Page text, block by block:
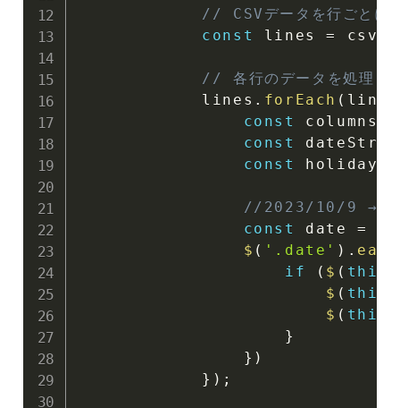
// CSVデータを行ごとに
const
lines =
// 各行のデータを処理
            lines
. forEach ( line
const
columns
const
dateStr
const
//2023/10/9 →
const
date =
$ ( '.date' ) . each
if
( $ ( this
$ ( this
$ ( this
}
} )
} ) ;